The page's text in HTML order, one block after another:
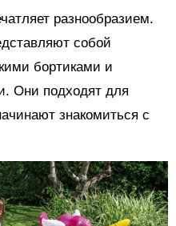
разнообразием.
собой
бортиками и
Они подходят для
знакомиться с